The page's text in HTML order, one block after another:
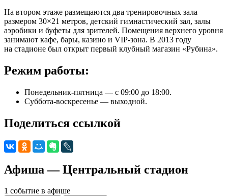
На втором этаже размещаются два тренировочных зала
размером 30×21 метров, детский гимнастический зал, залы
аэробики и буфеты для зрителей. Помещения верхнего уровня
занимают кафе, бары, казино и VIP-зона. В 2013 году
на стадионе был открыт первый клубный магазин «Рубина».
Режим работы:
Понедельник-пятница — с 09:00 до 18:00.
Суббота-воскресенье — выходной.
Поделиться ссылкой
Афиша — Центральный стадион
1 событие в афише